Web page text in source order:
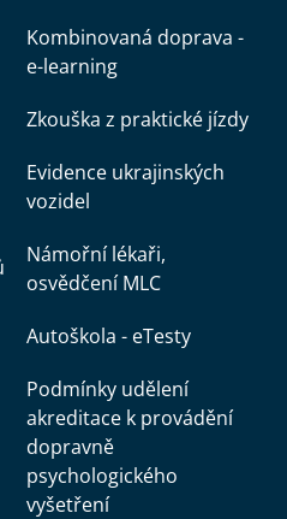
Kombinovaná doprava -
e-learning
Zkouška z praktické jízdy
Evidence ukrajinských
vozidel
Námořní lékaři,
osvědčení MLC
Autoškola - eTesty
Podmínky udělení
akreditace k provádění
dopravně
psychologického
vyšetření